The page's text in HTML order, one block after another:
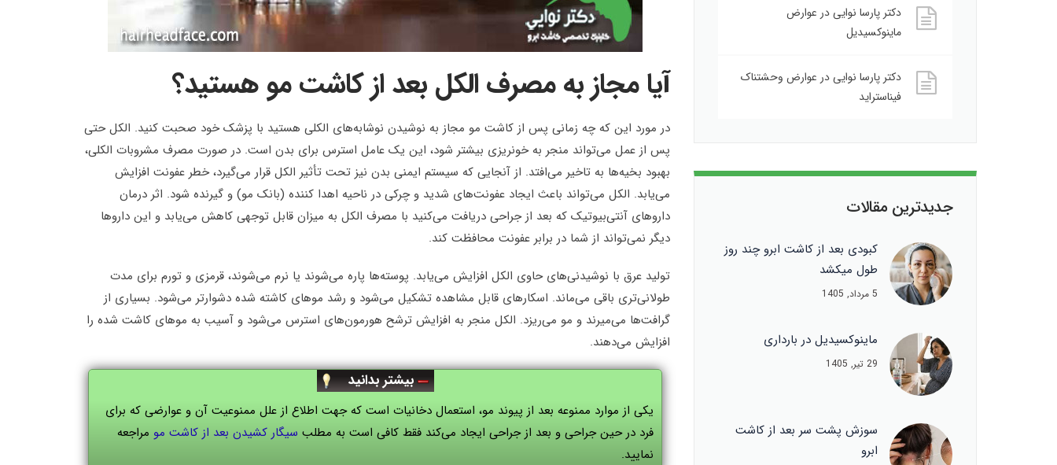
آیا مجاز به مصرف الکل بعد از کاشت مو هستید؟
در مورد این که چه زمانی پس از کاشت مو مجاز به نوشیدن نوشابه‌های الکلی هستید با پزشک خود صحبت کنید. الکل حتی
پس از عمل می‌تواند منجر به خونریزی بیشتر شود، این یک عامل استرس برای بدن است. در صورت مصرف مشروبات الکلی،
بهبود بخیه‌ها به تاخیر می‌افتد. از آنجایی که سیستم ایمنی بدن نیز تحت تأثیر الکل قرار می‌گیرد، خطر عفونت افزایش
می‌یابد. الکل می‌تواند باعث ایجاد عفونت‌های شدید و چرکی در ناحیه اهدا کننده (بانک مو) و گیرنده شود. اثر درمان
داروهای آنتی‌بیوتیک که بعد از جراحی دریافت می‌کنید با مصرف الکل به میزان قابل توجهی کاهش می‌یابد و این داروها
دیگر نمی‌تواند از شما در برابر عفونت محافظت کند.
تولید عرق با نوشیدنی‌های حاوی الکل افزایش می‌یابد. پوسته‌ها پاره می‌شوند یا نرم می‌شوند، قرمزی و تورم برای مدت
طولانی‌تری باقی می‌ماند. اسکارهای قابل مشاهده تشکیل می‌شود و رشد موهای کاشته شده دشوارتر می‌شود. بسیاری از
گرافت‌ها می‌میرند و مو می‌ریزد. الکل منجر به افزایش ترشح هورمون‌های استرس می‌شود و آسیب به موهای کاشت شده را
افزایش می‌دهند.
بیشتر بدانید
یکی از موارد ممنوعه بعد از پیوند مو، استعمال دخانیات است که جهت اطلاع از علل ممنوعیت آن و عوارضی که برای
فرد در حین جراحی و بعد از جراحی ایجاد می‌کند فقط کافی است به مطلب سیگار کشیدن بعد از کاشت مو مراجعه
نمایید.
دکتر پارسا نواییدر عوارض
ماینوکسیدیل
دکتر پارسا نواییدر عوارض وحشتناک
فیناستراید
جدیدترین مقالات
کبودی بعد از کاشت ابرو چند روز
طول میکشد
5 مرداد, 1405
ماینوکسیدیل در بارداری
29 تیر, 1405
سوزش پشت سر بعد از کاشت
ابرو